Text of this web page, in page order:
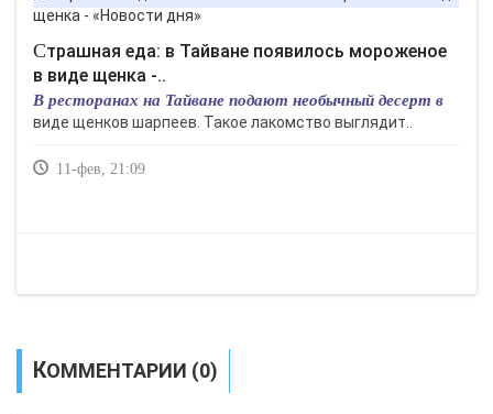
Страшная еда: в Тайване появилось мороженое
в виде щенка -..
В ресторанах на Тайване подают необычный десерт в
виде щенков шарпеев. Такое лакомство выглядит..
11-фев, 21:09
КОММЕНТАРИИ (0)